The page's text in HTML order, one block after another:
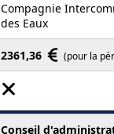
Compagnie
des Eaux
2361,36 (pour la
Conseil